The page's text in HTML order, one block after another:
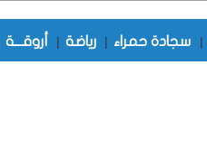
| سجادة حمراء | رياضة | أروقـــة